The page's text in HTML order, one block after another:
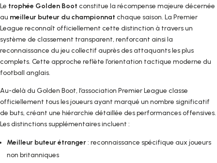
Le trophée Golden Boot constitue la récompense majeure décernée
au meilleur buteur du championnat chaque saison. La Premier
League reconnaît officiellement cette distinction à travers un
système de classement transparent, renforcant ainsi la
reconnaissance du jeu collectif auprès des attaquants les plus
complets. Cette approche reflète l’orientation tactique moderne du
football anglais.
Au-delà du Golden Boot, l’association Premier League classe
officiellement tous les joueurs ayant marqué un nombre significatif
de buts, créant une hiérarchie détaillée des performances offensives.
Les distinctions supplémentaires incluent :
Meilleur buteur étranger: reconnaissance spécifique aux joueurs
non britanniques